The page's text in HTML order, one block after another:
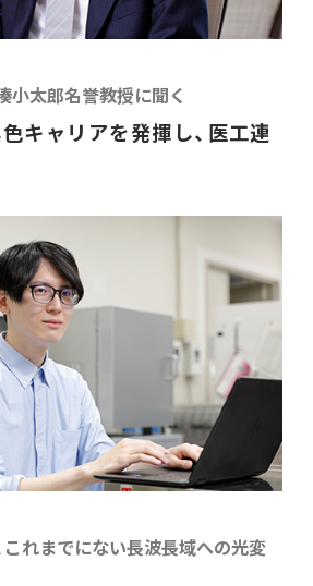
小太郎名誉教授に聞く
キャリアを発揮し、医工連
これまでにない長波長域への光変